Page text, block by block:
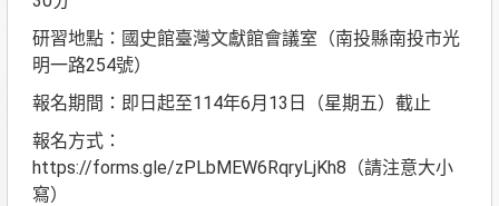
研習地點：國史館臺灣文獻館會議室（南投縣南投市光
明一路254號）
報名期間：即日起至114年6月13日（星期五）截止
報名方式：
https://forms.gle/zPLbMEW6RqryLjKh8（請注意大小
寫）